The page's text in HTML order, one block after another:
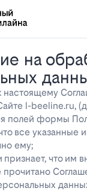
настоящему
l-beeline.ru,
полей формы
все указанные
ему;
признает, что им